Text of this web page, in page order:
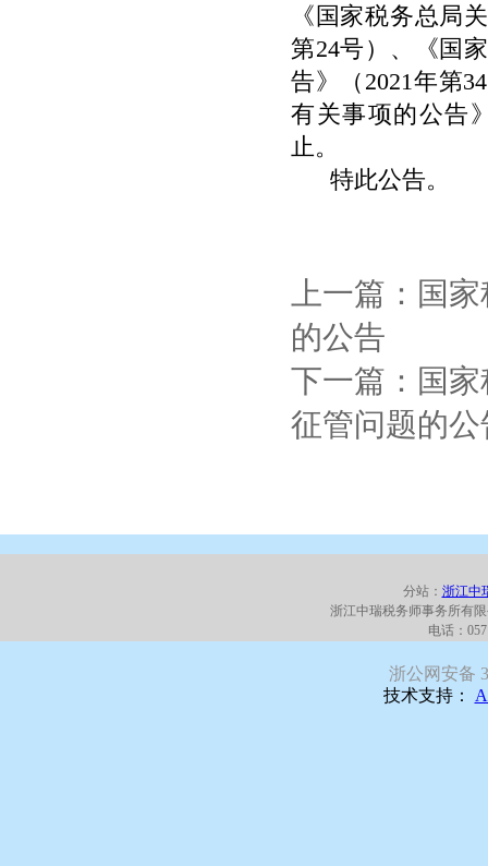
《国家税务总局
第24号）、《国
告》（ 2021 年第34
有关事项的公告
止。
特此公告。
上一篇：国
的公告
下一篇：国
征管问题的公
分站： 浙江中
浙江中瑞税务师事务所有
电话：
浙公网安备
技术支持：